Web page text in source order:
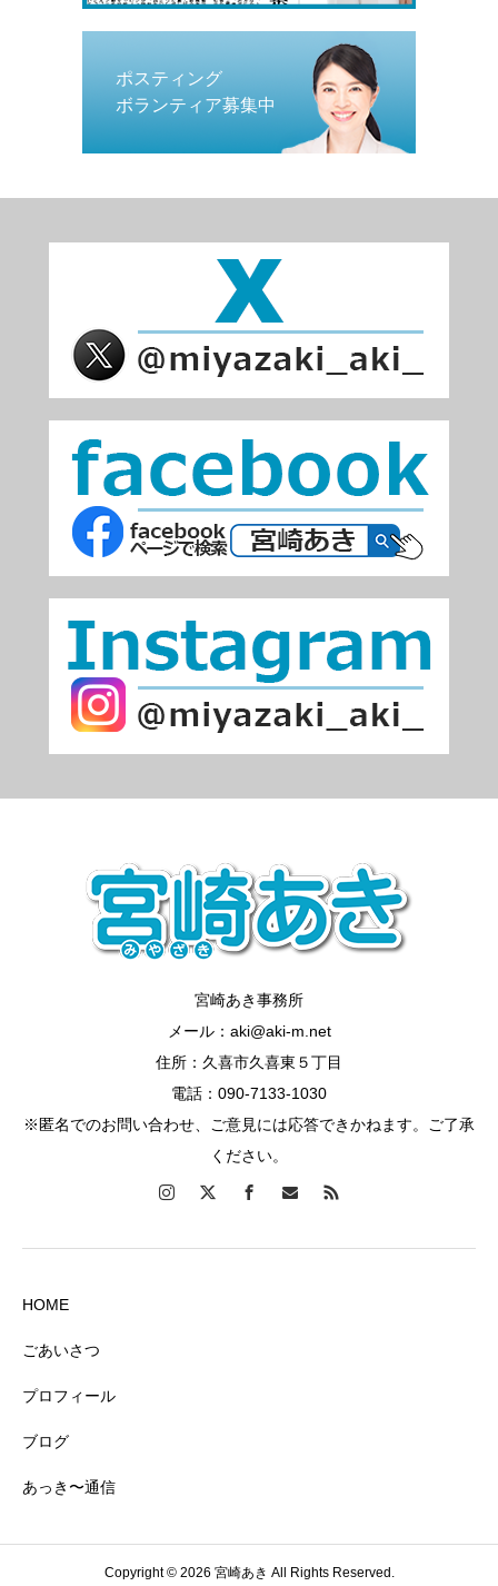
ポスティング
ボランティア募集中
宮崎あき事務所
メール：aki@aki-m.net
住所：久喜市久喜東５丁目
電話：090-7133-1030
※匿名でのお問い合わせ、ご意見には応答できかねます。ご了承
ください。
HOME
ごあいさつ
プロフィール
ブログ
あっき〜通信
Copyright © 2026 宮崎あき All Rights Reserved.